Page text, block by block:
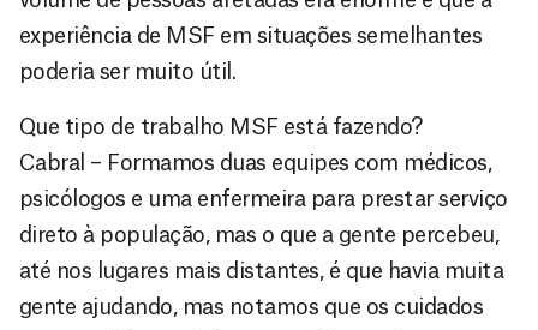
experiência de MSF em situações semelhantes
poderia ser muito útil.
Que tipo de trabalho MSF está fazendo?
Cabral – Formamos duas equipes com médicos,
psicólogos e uma enfermeira para prestar serviço
direto à população, mas o que a gente percebeu,
até nos lugares mais distantes, é que havia muita
gente ajudando, mas notamos que os cuidados